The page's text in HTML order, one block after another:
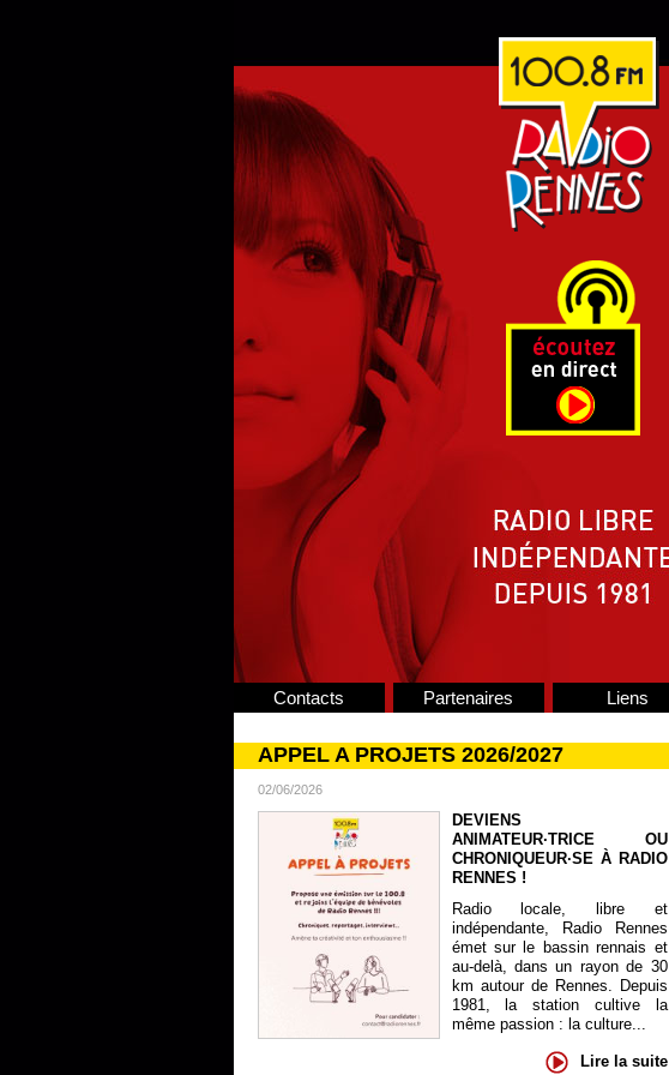
Contacts Partenaires Liens
APPEL A PROJETS 2026/2027
02/06/2026
DEVIENS
ANIMATEUR·TRICE OU
CHRONIQUEUR·SE À RADIO
RENNES !
Radio locale, libre et
indépendante, Radio Rennes
émet sur le bassin rennais et
au-delà, dans un rayon de 30
km autour de Rennes. Depuis
1981, la station cultive la
même passion : la culture...
Lire la suite